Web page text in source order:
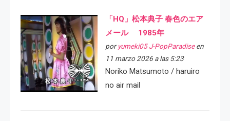
「HQ」松本典子 春色のエア
メール 1985年
por yumeki05 J-PopParadiseen
11 marzo 2026 a las 5:23
Noriko Matsumoto / haruiro
no air mail